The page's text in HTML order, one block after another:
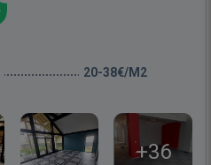
20-38€/M2
+36